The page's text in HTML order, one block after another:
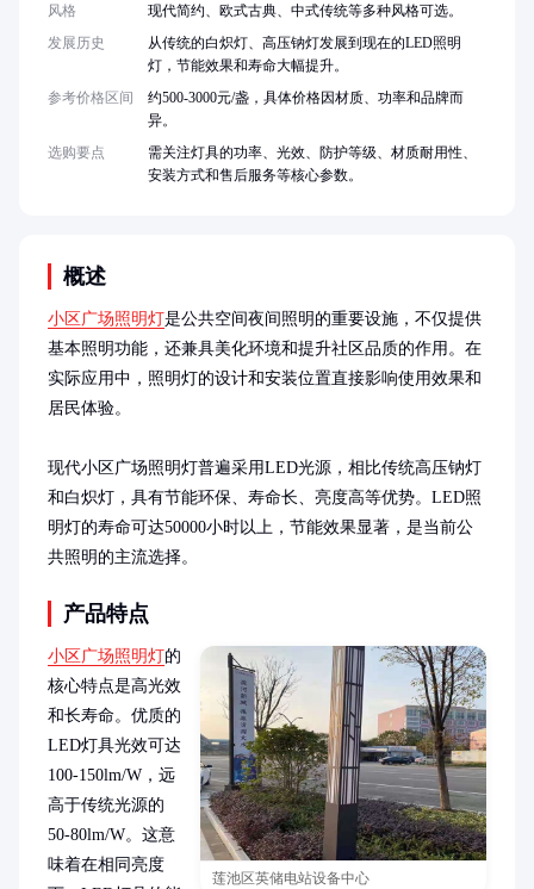
概述
小区广场照明灯是公共空间夜间照明的重要设施，不仅提供
基本照明功能，还兼具美化环境和提升社区品质的作用。在
实际应用中，照明灯的设计和安装位置直接影响使用效果和
居民体验。
现代小区广场照明灯普遍采用LED光源，相比传统高压钠灯
和白炽灯，具有节能环保、寿命长、亮度高等优势。LED照
明灯的寿命可达50000小时以上，节能效果显著，是当前公
共照明的主流选择。
产品特点
莲池区英储电站设备中心
小区广场照明灯的
核心特点是高光效
和长寿命。优质的
LED灯具光效可达
100-150lm/W，远
高于传统光源的
50-80lm/W。这意
味着在相同亮度
风格
现代简约、欧式古典、中式传统等多种风格可选。
发展历史
从传统的白炽灯、高压钠灯发展到现在的LED照明
灯，节能效果和寿命大幅提升。
参考价格区间
约500-3000元/盏，具体价格因材质、功率和品牌而
异。
选购要点
需关注灯具的功率、光效、防护等级、材质耐用性、
安装方式和售后服务等核心参数。